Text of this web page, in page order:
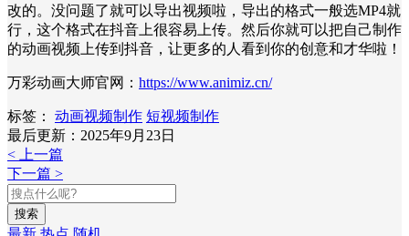
改的。没问题了就可以导出视频啦，导出的格式一般选MP4就
行，这个格式在抖音上很容易上传。然后你就可以把自己制作
的动画视频上传到抖音，让更多的人看到你的创意和才华啦！
万彩动画大师官网： https://www.animiz.cn/
标签： 动画视频制作 短视频制作
最后更新：2025年9月23日
< 上一篇
下一篇 >
搜索